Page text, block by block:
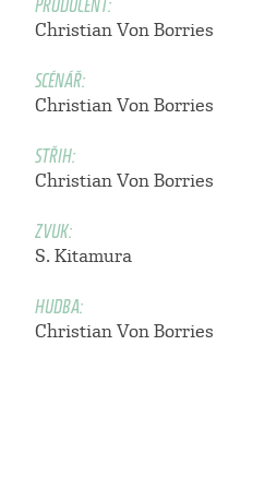
Christian Von Borries
SCÉNÁŘ:
Christian Von Borries
STŘIH:
Christian Von Borries
ZVUK:
S. Kitamura
HUDBA:
Christian Von Borries